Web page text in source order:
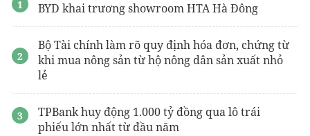
BYD khai trương showroom HTA Hà Đông
Bộ Tài chính làm rõ quy định hóa đơn, chứng từ
khi mua nông sản từ hộ nông dân sản xuất nhỏ
lẻ
TPBank huy động 1.000 tỷ đồng qua lô trái
phiếu lớn nhất từ đầu năm